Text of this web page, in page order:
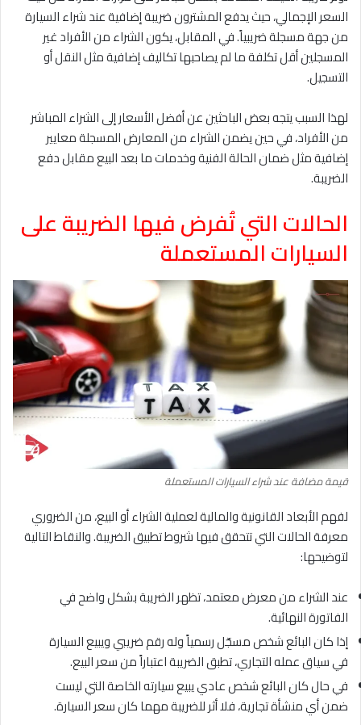
السعر الإجمالي، حيث يدفع المشترون ضريبة إضافية عند شراء السيارة
من جهة مسجلة ضريبياً. في المقابل، يكون الشراء من الأفراد غير
المسجلين أقل تكلفة ما لم يصاحبها تكاليف إضافية مثل النقل أو
التسجيل.
لهذا السبب يتجه بعض الباحثين عن أفضل الأسعار إلى الشراء المباشر
من الأفراد، في حين يضمن الشراء من المعارض المسجلة معايير
إضافية مثل ضمان الحالة الفنية وخدمات ما بعد البيع مقابل دفع
الضريبة.
الحالات التي تُفرض فيها الضريبة على
السيارات المستعملة
قيمة مضافة عند شراء السيارات المستعملة
لفهم الأبعاد القانونية والمالية لعملية الشراء أو البيع، من الضروري
معرفة الحالات التي تتحقق فيها شروط تطبيق الضريبة. والنقاط التالية
لتوضيحها:
عند الشراء من معرض معتمد، تظهر الضريبة بشكل واضح في
الفاتورة النهائية.
إذا كان البائع شخص مسجّل رسمياً وله رقم ضريبي ويبيع السيارة
في سياق عمله التجاري، تطبق الضريبة اعتباراً من سعر البيع.
في حال كان البائع شخص عادي يبيع سيارته الخاصة التي ليست
ضمن أي منشأة تجارية، فلا أثر للضريبة مهما كان سعر السيارة.